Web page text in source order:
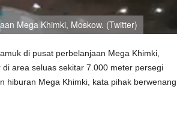
Mega Khimki, Moskow. (Twitter)
di pusat perbelanjaan Mega Khimki,
area seluas sekitar 7.000 meter persegi
Mega Khimki, kata pihak berwenang.